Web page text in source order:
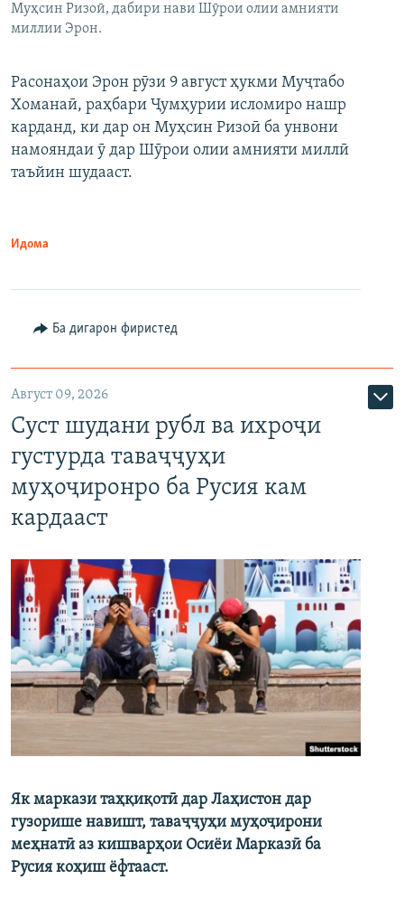
Муҳсин Ризоӣ, дабири нави Шӯрои олии амнияти
миллии Эрон.
Расонаҳои Эрон рӯзи 9 август ҳукми Муҷтабо
Хоманаӣ, раҳбари Ҷумҳурии исломиро нашр
карданд, ки дар он Муҳсин Ризоӣ ба унвони
намояндаи ӯ дар Шӯрои олии амнияти миллӣ
таъйин шудааст.
Идома
Ба дигарон фиристед
Август 09, 2026
Суст шудани рубл ва ихроҷи
густурда таваҷҷуҳи
муҳоҷиронро ба Русия кам
кардааст
Як маркази таҳқиқотӣ дар Лаҳистон дар
гузорише навишт, таваҷҷуҳи муҳоҷирони
меҳнатӣ аз кишварҳои Осиёи Марказӣ ба
Русия коҳиш ёфтааст.